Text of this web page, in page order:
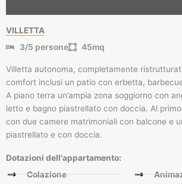
VILLETTA
3/5 persone
45mq
Villetta autonoma, completamente
comfort inclusi un patio con erbetta,
A piano terra un’ampia zona soggiorno con
letto e bagno piastrellato con doccia. Al
con due camere matrimoniali con balcone e
piastrellato e con doccia.
Dotazioni dell'appartamento:
Colazione